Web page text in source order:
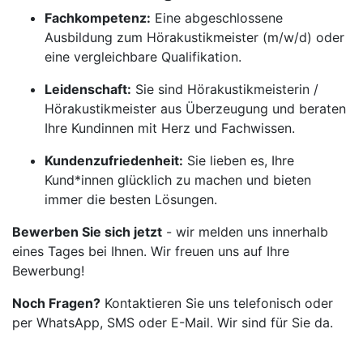
Fachkompetenz: Eine abgeschlossene
Ausbildung zum Hörakustikmeister (m/w/d) oder
eine vergleichbare Qualifikation.
Leidenschaft: Sie sind Hörakustikmeisterin /
Hörakustikmeister aus Überzeugung und beraten
Ihre Kundinnen mit Herz und Fachwissen.
Kundenzufriedenheit: Sie lieben es, Ihre
Kund*innen glücklich zu machen und bieten
immer die besten Lösungen.
Bewerben Sie sich jetzt - wir melden uns innerhalb
eines Tages bei Ihnen. Wir freuen uns auf Ihre
Bewerbung!
Noch Fragen? Kontaktieren Sie uns telefonisch oder
per WhatsApp, SMS oder E-Mail. Wir sind für Sie da.